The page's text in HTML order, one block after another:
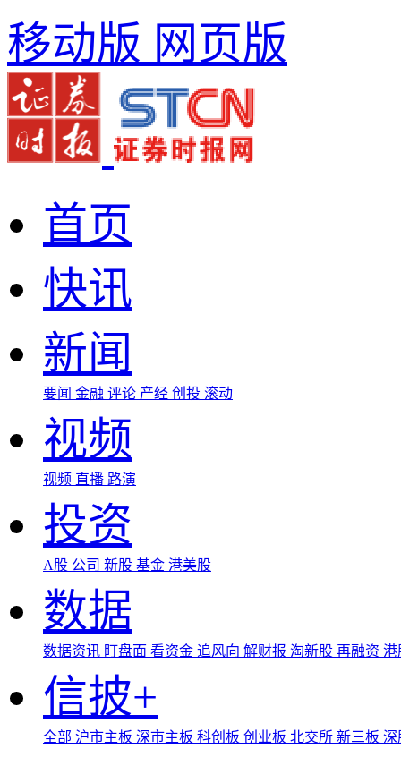
移动版 网页版
首页
快讯
新闻
要闻 金融 评论 产经 创投 滚动
视频
视频 直播 路演
投资
A股 公司 新股 基金 港美股
数据
数据资讯 盯盘面 看资金 追风向 解财报 淘新股 再融资
信披+
全部 沪市主板 深市主板 科创板 创业板 北交所 新三板